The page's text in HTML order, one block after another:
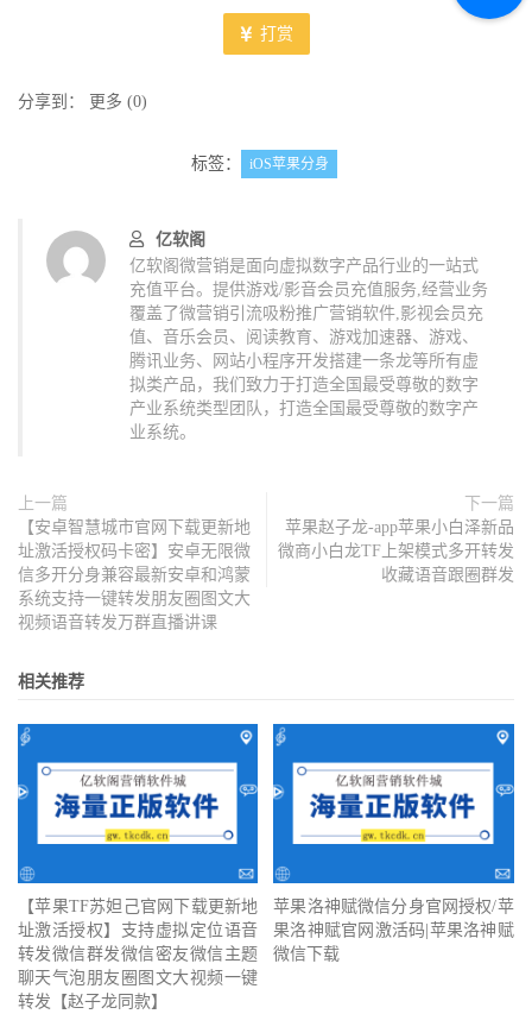
打赏
分享到： 更多 (0)
标签： iOS苹果分身
亿软阁
亿软阁微营销是面向虚拟数字产品行业的一站式
充值平台。提供游戏/影音会员充值服务,经营业务
覆盖了微营销引流吸粉推广营销软件,影视会员充
值、音乐会员、阅读教育、游戏加速器、游戏、
腾讯业务、网站小程序开发搭建一条龙等所有虚
拟类产品，我们致力于打造全国最受尊敬的数字
产业系统类型团队，打造全国最受尊敬的数字产
业系统。
上一篇
【安卓智慧城市官网下载更新地
址激活授权码卡密】安卓无限微
信多开分身兼容最新安卓和鸿蒙
系统支持一键转发朋友圈图文大
视频语音转发万群直播讲课
下一篇
苹果赵子龙-app苹果小白泽新品
微商小白龙TF上架模式多开转发
收藏语音跟圈群发
相关推荐
【苹果TF苏妲己官网下载更新地
址激活授权】支持虚拟定位语音
转发微信群发微信密友微信主题
聊天气泡朋友圈图文大视频一键
转发【赵子龙同款】
苹果洛神赋微信分身官网授权/苹
果洛神赋官网激活码|苹果洛神赋
微信下载